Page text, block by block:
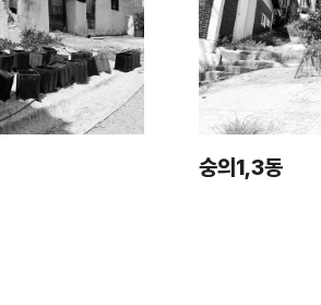
숭의1,3동